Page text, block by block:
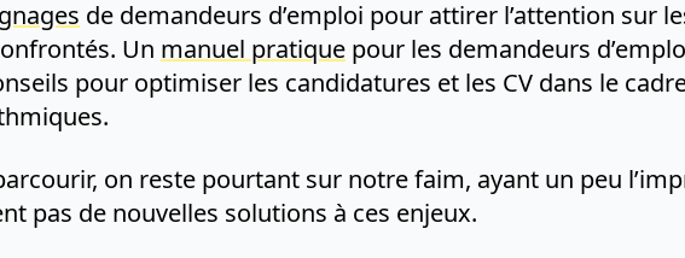
de demandeurs d’emploi pour attirer l’attention sur
Un manuel pratique pour les demandeurs
pour optimiser les candidatures et les CV dans le
on reste pourtant sur notre faim, ayant un peu
pas de nouvelles solutions à ces enjeux.